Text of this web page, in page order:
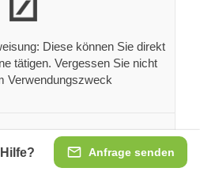
Diese können Sie direkt
tätigen. Vergessen Sie nicht
Verwendungszweck
Anfrage senden